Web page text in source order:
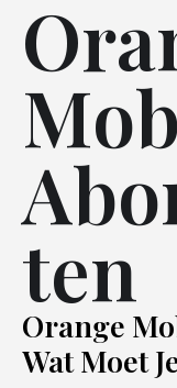
ten
Orange
Wat Moet